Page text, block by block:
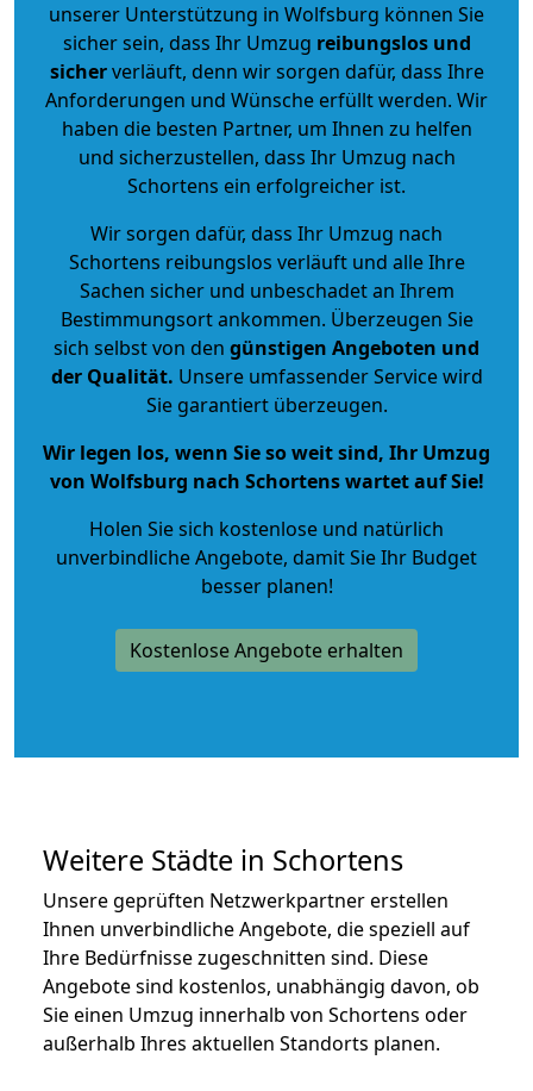
unserer Unterstützung in Wolfsburg können Sie
sicher sein, dass Ihr Umzug reibungslos und
sicherverläuft, denn wir sorgen dafür, dass Ihre
Anforderungen und Wünsche erfüllt werden. Wir
haben die besten Partner, um Ihnen zu helfen
und sicherzustellen, dass Ihr Umzug nach
Schortens ein erfolgreicher ist.
Wir sorgen dafür, dass Ihr Umzug nach
Schortens reibungslos verläuft und alle Ihre
Sachen sicher und unbeschadet an Ihrem
Bestimmungsort ankommen. Überzeugen Sie
sich selbst von den günstigen Angeboten und
der Qualität. Unsere umfassender Service wird
Sie garantiert überzeugen.
Wir legen los, wenn Sie so weit sind, Ihr Umzug
von Wolfsburg nach Schortens wartet auf Sie!
Holen Sie sich kostenlose und natürlich
unverbindliche Angebote, damit Sie Ihr Budget
besser planen!
Kostenlose Angebote erhalten
Weitere Städte in Schortens
Unsere geprüften Netzwerkpartner erstellen
Ihnen unverbindliche Angebote, die speziell auf
Ihre Bedürfnisse zugeschnitten sind. Diese
Angebote sind kostenlos, unabhängig davon, ob
Sie einen Umzug innerhalb von Schortens oder
außerhalb Ihres aktuellen Standorts planen.